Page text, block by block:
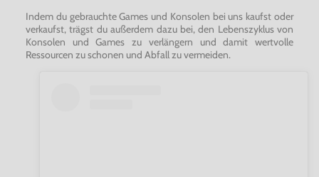
Indem du gebrauchte Games und Konsolen bei uns kaufst oder
verkaufst, trägst du außerdem dazu bei, den Lebenszyklus von
Konsolen und Games zu verlängern und damit wertvolle
Ressourcen zu schonen und Abfall zu vermeiden.